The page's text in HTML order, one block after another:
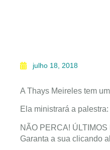
julho 18, 2018
A Thays Meireles tem
Ela ministrará a
NÃO PERCA!
Garanta a sua clicando